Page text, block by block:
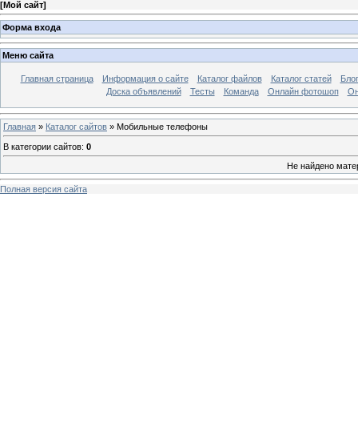
[Мой сайт]
Форма входа
Меню сайта
Главная страница Информация о сайте Каталог файлов Каталог статей
Блог
Доска объявлений
Тесты Команда Онлайн фотошоп
Главная » Каталог сайтов » Мобильные телефоны
В категории сайтов: 0
Не найдено
Полная версия сайта